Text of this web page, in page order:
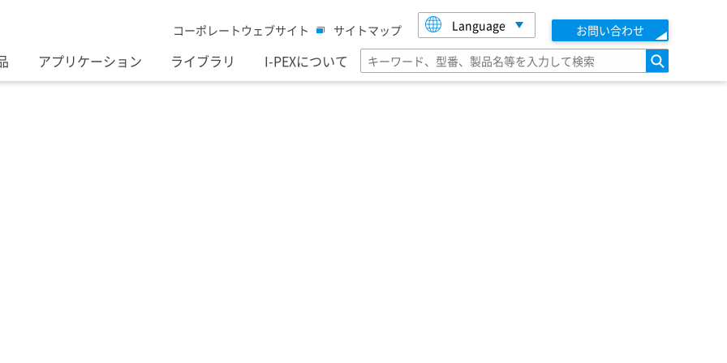
コーポレートウェブサイト サイトマップ Language お問い合わせ
アプリケーション ライブラリ I-PEXについて 検索